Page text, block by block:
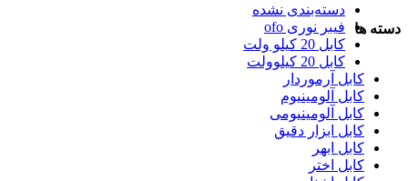
دسته ها
دسته‌بندی نشده
فیبر نوری ofo
کابل 20 کیلو ولت
کابل 20 کیلوولت
کابل آرموردار
کابل آلومینیوم
کابل آلومینیومی
کابل ابزار دقیق
کابل ابهر
کابل اختر